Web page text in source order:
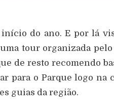
do ano. E por lá
tour organizada
de resto recomendo
para o Parque logo na
guias da região.